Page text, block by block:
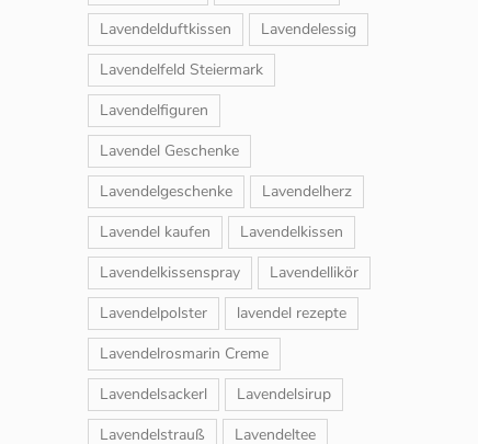
Lavendelduftkissen
Lavendelessig
Lavendelfeld Steiermark
Lavendelfiguren
Lavendel Geschenke
Lavendelgeschenke
Lavendelherz
Lavendel kaufen
Lavendelkissen
Lavendelkissenspray
Lavendellikör
Lavendelpolster
lavendel rezepte
Lavendelrosmarin Creme
Lavendelsackerl
Lavendelsirup
Lavendelstrauß
Lavendeltee